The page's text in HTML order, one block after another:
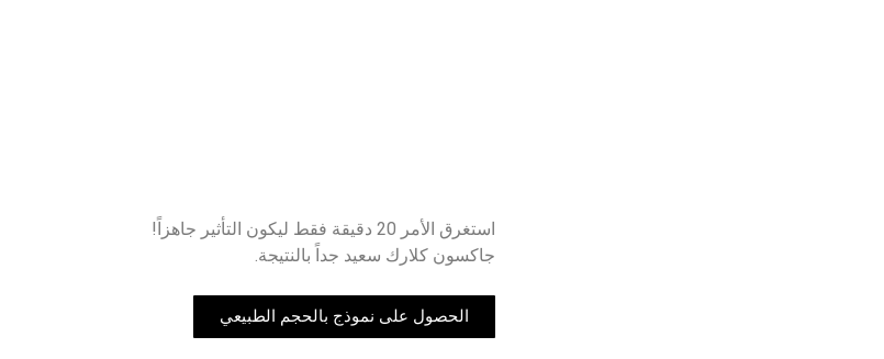
استغرق الأمر 20 دقيقة فقط ليكون التأثير جاهزاً!
جاكسون كلارك سعيد جداً بالنتيجة.
الحصول على نموذج بالحجم الطبيعي